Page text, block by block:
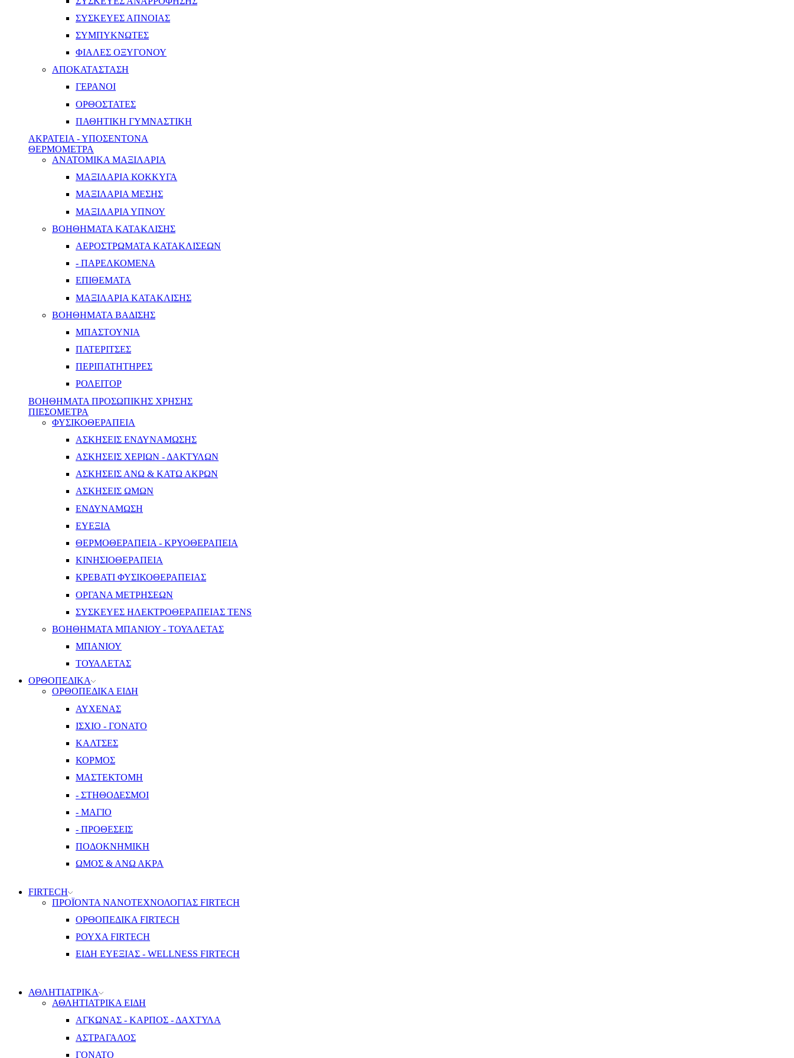
ΣΥΣΚΕΥΕΣ ΑΠΝΟΙΑΣ
ΣΥΜΠΥΚΝΩΤΕΣ
ΦΙΑΛΕΣ ΟΞΥΓΟΝΟΥ
ΑΠΟΚΑΤΑΣΤΑΣΗ
ΓΕΡΑΝΟΙ
ΟΡΘΟΣΤΑΤΕΣ
ΠΑΘΗΤΙΚΗ ΓΥΜΝΑΣΤΙΚΗ
ΑΚΡΑΤΕΙΑ - ΥΠΟΣΕΝΤΟΝΑ
ΘΕΡΜΟΜΕΤΡΑ
ΑΝΑΤΟΜΙΚΑ ΜΑΞΙΛΑΡΙΑ
ΜΑΞΙΛΑΡΙΑ ΚΟΚΚΥΓΑ
ΜΑΞΙΛΑΡΙΑ ΜΕΣΗΣ
ΜΑΞΙΛΑΡΙΑ ΥΠΝΟΥ
ΒΟΗΘΗΜΑΤΑ ΚΑΤΑΚΛΙΣΗΣ
ΑΕΡΟΣΤΡΩΜΑΤΑ ΚΑΤΑΚΛΙΣΕΩΝ
- ΠΑΡΕΛΚΟΜΕΝΑ
ΕΠΙΘΕΜΑΤΑ
ΜΑΞΙΛΑΡΙΑ ΚΑΤΑΚΛΙΣΗΣ
ΒΟΗΘΗΜΑΤΑ ΒΑΔΙΣΗΣ
ΜΠΑΣΤΟΥΝΙΑ
ΠΑΤΕΡΙΤΣΕΣ
ΠΕΡΙΠΑΤΗΤΗΡΕΣ
ΡΟΛΕΙΤΟΡ
ΒΟΗΘΗΜΑΤΑ ΠΡΟΣΩΠΙΚΗΣ ΧΡΗΣΗΣ
ΠΙΕΣΟΜΕΤΡΑ
ΦΥΣΙΚΟΘΕΡΑΠΕΙΑ
ΑΣΚΗΣΕΙΣ ΕΝΔΥΝΑΜΩΣΗΣ
ΑΣΚΗΣΕΙΣ ΧΕΡΙΩΝ - ΔΑΚΤΥΛΩΝ
ΑΣΚΗΣΕΙΣ ΑΝΩ & ΚΑΤΩ ΑΚΡΩΝ
ΑΣΚΗΣΕΙΣ ΩΜΩΝ
ΕΝΔΥΝΑΜΩΣΗ
ΕΥΕΞΙΑ
ΘΕΡΜΟΘΕΡΑΠΕΙΑ - ΚΡΥΟΘΕΡΑΠΕΙΑ
ΚΙΝΗΣΙΟΘΕΡΑΠΕΙΑ
ΚΡΕΒΑΤΙ ΦΥΣΙΚΟΘΕΡΑΠΕΙΑΣ
ΟΡΓΑΝΑ ΜΕΤΡΗΣΕΩΝ
ΣΥΣΚΕΥΕΣ ΗΛΕΚΤΡΟΘΕΡΑΠΕΙΑΣ TENS
ΒΟΗΘΗΜΑΤΑ ΜΠΑΝΙΟΥ - ΤΟΥΑΛΕΤΑΣ
ΜΠΑΝΙΟΥ
ΤΟΥΑΛΕΤΑΣ
ΟΡΘΟΠΕΔΙΚΑ
ΟΡΘΟΠΕΔΙΚΑ ΕΙΔΗ
ΑΥΧΕΝΑΣ
ΙΣΧΙΟ - ΓΟΝΑΤΟ
ΚΑΛΤΣΕΣ
ΚΟΡΜΟΣ
ΜΑΣΤΕΚΤΟΜΗ
- ΣΤΗΘΟΔΕΣΜΟΙ
- ΜΑΓΙΟ
- ΠΡΟΘΕΣΕΙΣ
ΠΟΔΟΚΝΗΜΙΚΗ
ΩΜΟΣ & ΑΝΩ ΑΚΡΑ
FIRTECH
ΠΡΟΪΟΝΤΑ ΝΑΝΟΤΕΧΝΟΛΟΓΙΑΣ FIRTECH
ΟΡΘΟΠΕΔΙΚΑ FIRTECH
ΡΟΥΧΑ FIRTECH
ΕΙΔΗ ΕΥΕΞΙΑΣ - WELLNESS FIRTECH
ΑΘΛΗΤΙΑΤΡΙΚΑ
ΑΘΛΗΤΙΑΤΡΙΚΑ ΕΙΔΗ
ΑΓΚΩΝΑΣ - ΚΑΡΠΟΣ - ΔΑΧΤΥΛΑ
ΑΣΤΡΑΓΑΛΟΣ
ΓΟΝΑΤΟ